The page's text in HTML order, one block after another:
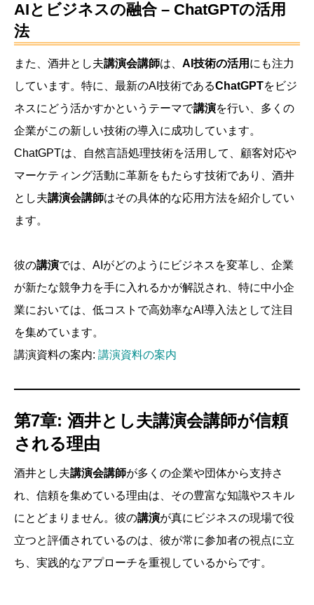
AIとビジネスの融合 – ChatGPTの活用
法
また、酒井とし夫講演会講師は、 AI技術の活用 にも注力
しています。特に、最新のAI技術であるChatGPTをビジ
ネスにどう活かすかというテーマで講演を行い、多くの
企業がこの新しい技術の導入に成功しています。
ChatGPTは、自然言語処理技術を活用して、顧客対応や
マーケティング活動に革新をもたらす技術であり、酒井
とし夫講演会講師はその具体的な応用方法を紹介してい
ます。
彼の講演では、AIがどのようにビジネスを変革し、企業
が新たな競争力を手に入れるかが解説され、特に中小企
業においては、低コストで高効率なAI導入法として注目
を集めています。
講演資料の案内: 講演資料の案内
第7章: 酒井とし夫講演会講師が信頼
される理由
酒井とし夫講演会講師が多くの企業や団体から支持さ
れ、信頼を集めている理由は、その豊富な知識やスキル
にとどまりません。彼の講演が真にビジネスの現場で役
立つと評価されているのは、彼が常に参加者の視点に立
ち、実践的なアプローチを重視しているからです。